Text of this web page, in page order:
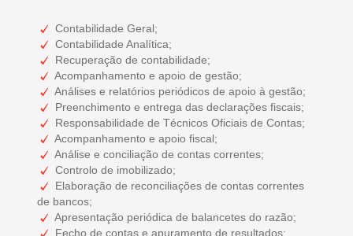
Contabilidade Geral;
Contabilidade Analítica;
Recuperação de contabilidade;
Acompanhamento e apoio de gestão;
Análises e relatórios periódicos de apoio à gestão;
Preenchimento e entrega das declarações fiscais;
Responsabilidade de Técnicos Oficiais de Contas;
Acompanhamento e apoio fiscal;
Análise e conciliação de contas correntes;
Controlo de imobilizado;
Elaboração de reconciliações de contas correntes
de bancos;
Apresentação periódica de balancetes do razão;
Fecho de contas e apuramento de resultados;